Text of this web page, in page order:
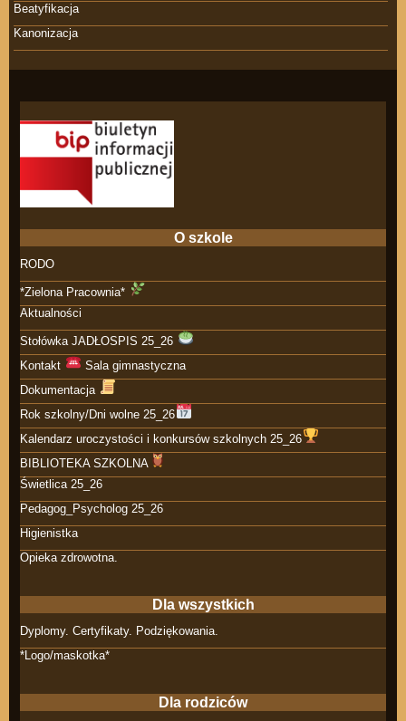
Beatyfikacja
Kanonizacja
O szkole
RODO
*Zielona Pracownia*
Aktualności
Stołówka JADŁOSPIS 25_26
Kontakt
Sala gimnastyczna
Dokumentacja
Rok szkolny/Dni wolne 25_26
Kalendarz uroczystości i konkursów szkolnych 25_26
BIBLIOTEKA SZKOLNA
Świetlica 25_26
Pedagog_Psycholog 25_26
Higienistka
Opieka zdrowotna.
Dla wszystkich
Dyplomy. Certyfikaty. Podziękowania.
*Logo/maskotka*
Dla rodziców